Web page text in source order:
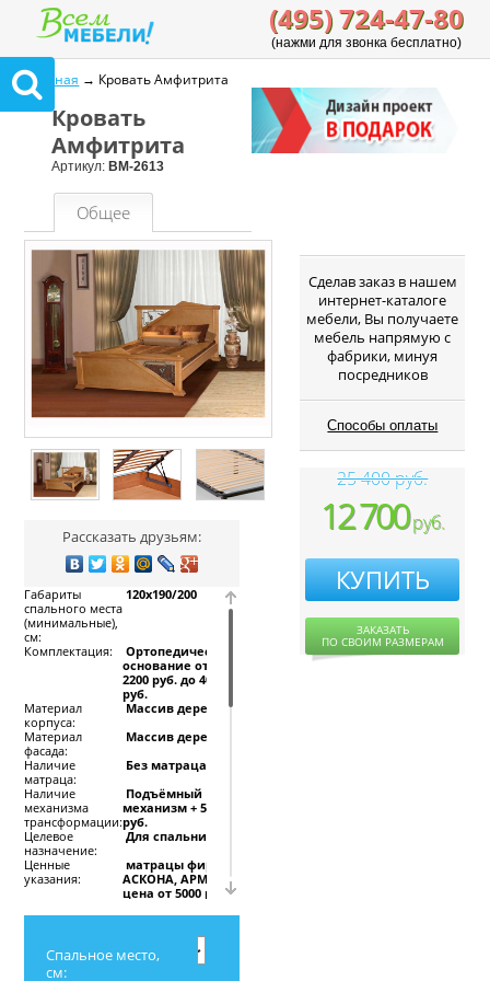
(495) 724-47-80
(нажми для звонка бесплатно)
Главная → Кровать Амфитрита
Кровать
Амфитрита
Артикул: ВМ-2613
Общее
Рассказать друзьям:
Габариты
спального места
(минимальные),
см:
120x190/200
Комплектация:
Ортопедическое
основание от
2200 руб. до 4000
руб.
Материал
корпуса:
Массив дерева
Материал
фасада:
Массив дерева
Наличие
матраца:
Без матраца
Наличие
механизма
трансформации:
Подъёмный
механизм + 5500
руб.
Целевое
назначение:
Для спальни
Ценные
указания:
матрацы фирмы
АСКОНА, АРМОС
цена от 5000 руб.-
дополнительно.
Кровать Амфитрита
отличается
Спальное место,
см:
Cделав заказ в нашем
интернет-каталоге
мебели, Вы получаете
мебель напрямую с
фабрики, минуя
посредников
Способы оплаты
25 400 руб.
12 700руб.
КУПИТЬ
ЗАКАЗАТЬ
ПО СВОИМ РАЗМЕРАМ